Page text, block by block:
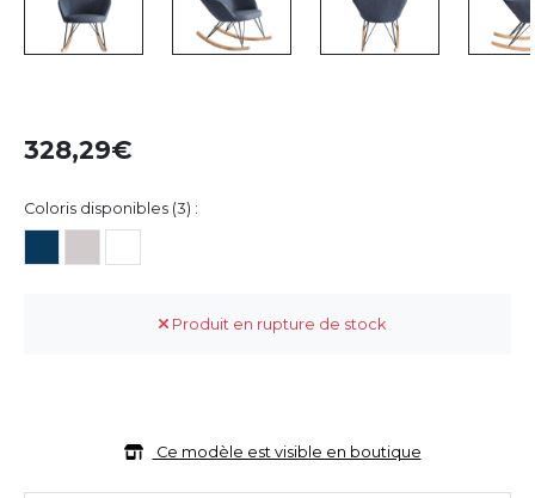
328,29
Coloris disponibles (3) :
Produit en rupture de stock
Ce modèle est visible en boutique